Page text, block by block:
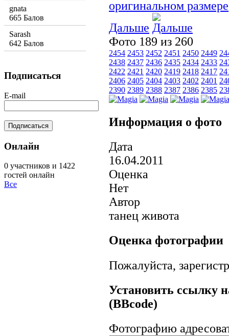
Дальше
Фото 189 из 260
2454 2453 2452 2451 2450 2449
2438 2437 2436 2435 2434 2433
2422 2421 2420 2419 2418 2417
2406 2405 2404 2403 2402 2401
2390 2389 2388 2387 2386 2385
Информация о фото
Дата
16.04.2011
Оценка
Нет
Автор
танец живота
Оценка фотографии
Пожалуйста,
Установить ссылку
(BBcode)
Фотографию
gnata
665 Балов
Sarash
642 Балов
Подписаться
E-mail
Онлайн
0 участников и 1422
гостей онлайн
Все